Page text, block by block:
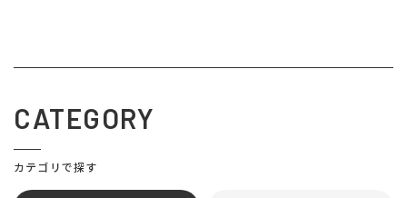
CATEGORY
カテゴリで探す